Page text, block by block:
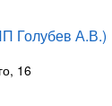
Голубев А.В.)
16